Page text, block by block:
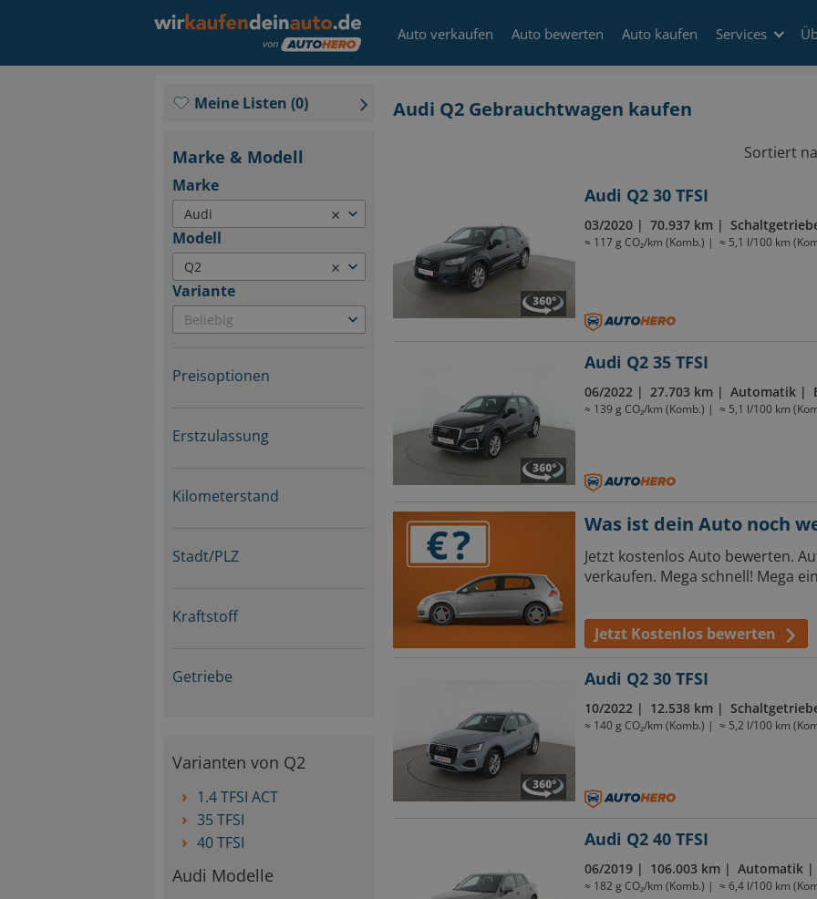
Auto verkaufen Auto bewerten Auto kaufen Services
Audi Q2 Gebrauchtwagen kaufen
Sortiert
Audi Q2 30 TFSI
03/2020 70.937 km
≈ 117 g CO₂/km (Komb.) ≈ 5,1 l/100 km
Audi Q2 35 TFSI
06/2022 27.703 km Automatik
≈ 139 g CO₂/km (Komb.) ≈ 5,1 l/100 km
Was ist dein Auto noch
Jetzt kostenlos Auto bewerten.
verkaufen. Mega schnell! Mega
Jetzt Kostenlos bewerten
Audi Q2 30 TFSI
10/2022 12.538 km
≈ 140 g CO₂/km (Komb.) ≈ 5,2 l/100 km
Audi Q2 40 TFSI
06/2019 106.003 km Automatik
≈ 182 g CO₂/km (Komb.) ≈ 6,4 l/100 km
Meine Listen (0)
Marke & Modell
Marke
Audi ×
Modell
Q2 ×
Variante
Beliebig
Preisoptionen
Erstzulassung
Kilometerstand
Stadt/PLZ
Kraftstoff
Getriebe
Varianten von Q2
1.4 TFSI ACT
35 TFSI
40 TFSI
Audi Modelle